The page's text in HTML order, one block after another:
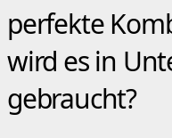
perfekte
wird es in
gebraucht?